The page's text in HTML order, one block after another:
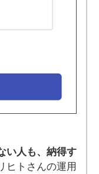
い人も、納得す
ヒトさんの運用